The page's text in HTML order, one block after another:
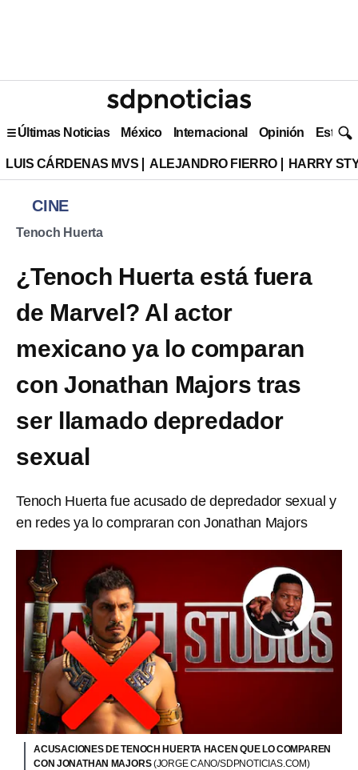
Últimas Noticias México Internacional Opinión Estilo
LUIS CÁRDENAS MVS ALEJANDRO FIERRO HARRY
CINE
Tenoch Huerta
¿Tenoch Huerta está fuera
de Marvel? Al actor
mexicano ya lo comparan
con Jonathan Majors tras
ser llamado depredador
sexual
Tenoch Huerta fue acusado de depredador sexual y
en redes ya lo compraran con Jonathan Majors
ACUSACIONES DE TENOCH HUERTA HACEN QUE LO COMPAREN
CON JONATHAN MAJORS(JORGE CANO/SDPNOTICIAS.COM)